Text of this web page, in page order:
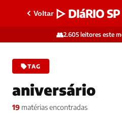
Voltar ▷ DIáRIO SP
👥2.605 leitores este
TAG
aniversário
19 matérias encontradas